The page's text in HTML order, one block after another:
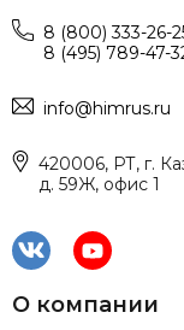
8 (800) 333-26-
8 (495) 789-47-
info@himrus.ru
420006, РТ, г.
д. 59Ж, офис 1
О компании